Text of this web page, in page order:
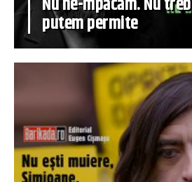
putem permite